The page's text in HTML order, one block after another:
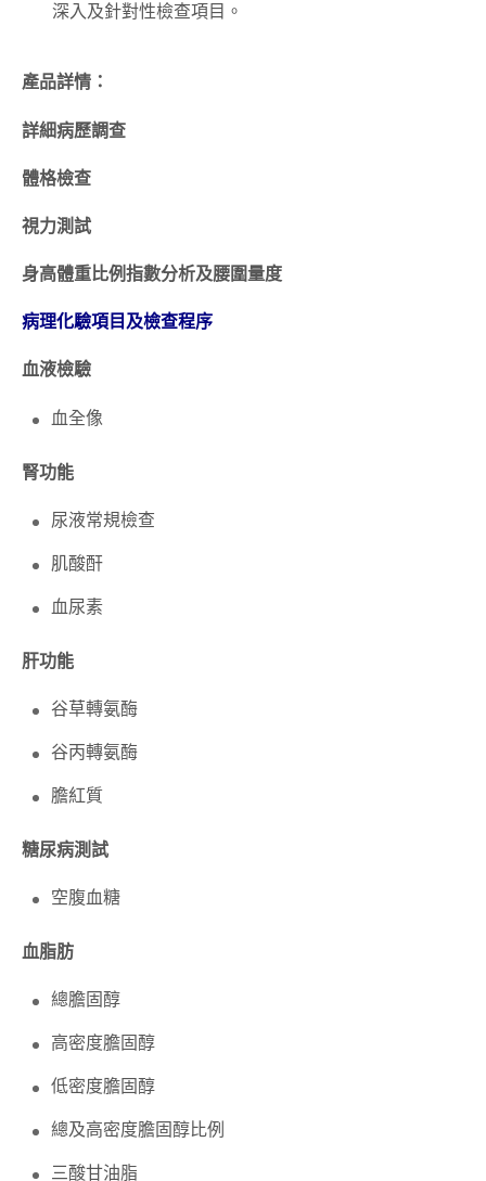
深入及針對性檢查項目。
產品詳情：
詳細病歷調查
體格檢查
視力測試
身高體重比例指數分析及腰圍量度
病理化驗項目及檢查程序
血液檢驗
血全像
腎功能
尿液常規檢查
肌酸酐
血尿素
肝功能
谷草轉氨酶
谷丙轉氨酶
膽紅質
糖尿病測試
空腹血糖
血脂肪
總膽固醇
高密度膽固醇
低密度膽固醇
總及高密度膽固醇比例
三酸甘油脂